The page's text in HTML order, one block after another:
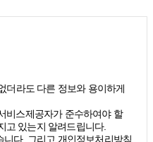
더라도 다른 정보와 용이하게
비스제공자가 준수하여야 할
고 있는지 알려드립니다.
다. 그리고 개인정보처리방침